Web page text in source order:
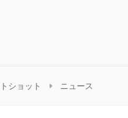
ショット ニュース